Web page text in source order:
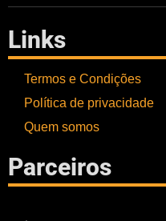
Links
Termos e Condições
Política de privacidade
Quem somos
Parceiros